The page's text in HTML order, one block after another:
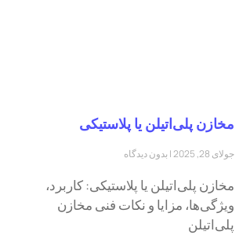
مخازن پلی‌اتیلن یا پلاستیکی
جولای 28, 2025 بدون دیدگاه
مخازن پلی‌اتیلن یا پلاستیکی: کاربرد،
ویژگی‌ها، مزایا و نکات فنی مخازن
پلی‌اتیلن